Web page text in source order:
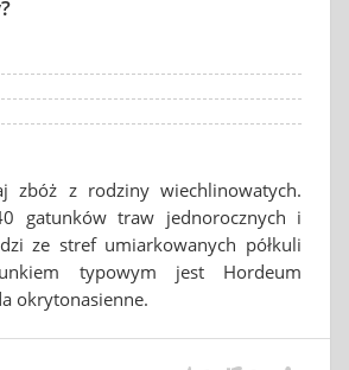
zbóż z rodziny wiechlinowatych.
gatunków traw jednorocznych i
ze stref umiarkowanych półkuli
typowym jest Hordeum
okrytonasienne.